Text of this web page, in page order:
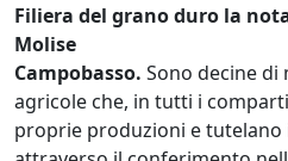
Filiera del grano duro la
Molise
Campobasso. Sono decine di
agricole che, in tutti i
proprie produzioni e tutelano